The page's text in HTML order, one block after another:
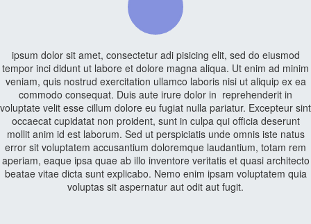
ipsum dolor sit amet, consectetur adi pisicing elit, sed do eiusmod
tempor inci didunt ut labore et dolore magna aliqua. Ut enim ad minim
veniam, quis nostrud exercitation ullamco laboris nisi ut aliquip ex ea
commodo consequat. Duis aute irure dolor in reprehenderit in
voluptate velit esse cillum dolore eu fugiat nulla pariatur. Excepteur sint
occaecat cupidatat non proident, sunt in culpa qui officia deserunt
mollit anim id est laborum. Sed ut perspiciatis unde omnis iste natus
error sit voluptatem accusantium doloremque laudantium, totam rem
aperiam, eaque ipsa quae ab illo inventore veritatis et quasi architecto
beatae vitae dicta sunt explicabo. Nemo enim ipsam voluptatem quia
voluptas sit aspernatur aut odit aut fugit.